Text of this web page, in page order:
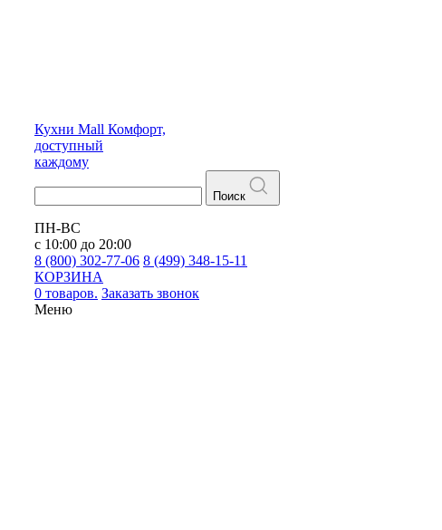
Кухни Mall Комфорт,
доступный
каждому
Поиск
ПН-ВС
с 10:00 до 20:00
8 (800) 302-77-06 8 (499) 348-15-11
КОРЗИНА
0 товаров. Заказать звонок
Меню